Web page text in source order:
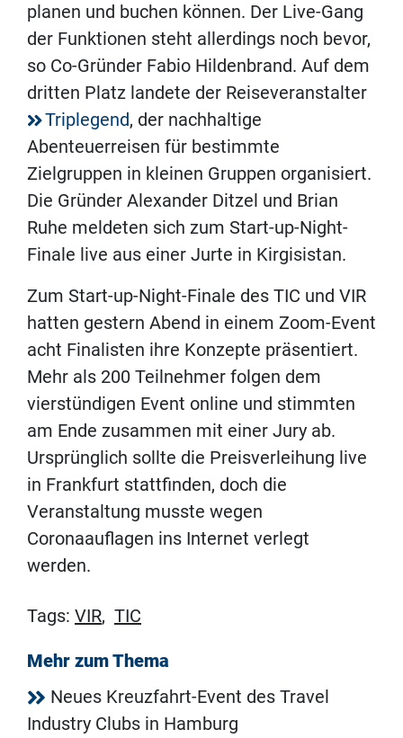
planen und buchen können. Der Live-Gang
der Funktionen steht allerdings noch bevor,
so Co-Gründer Fabio Hildenbrand. Auf dem
dritten Platz landete der Reiseveranstalter
Triplegend, der nachhaltige
Abenteuerreisen für bestimmte
Zielgruppen in kleinen Gruppen organisiert.
Die Gründer Alexander Ditzel und Brian
Ruhe meldeten sich zum Start-up-Night-
Finale live aus einer Jurte in Kirgisistan.
Zum Start-up-Night-Finale des TIC und VIR
hatten gestern Abend in einem Zoom-Event
acht Finalisten ihre Konzepte präsentiert.
Mehr als 200 Teilnehmer folgen dem
vierstündigen Event online und stimmten
am Ende zusammen mit einer Jury ab.
Ursprünglich sollte die Preisverleihung live
in Frankfurt stattfinden, doch die
Veranstaltung musste wegen
Coronaauflagen ins Internet verlegt
werden.
Tags: VIR, TIC
Mehr zum Thema
Neues Kreuzfahrt-Event des Travel
Industry Clubs in Hamburg